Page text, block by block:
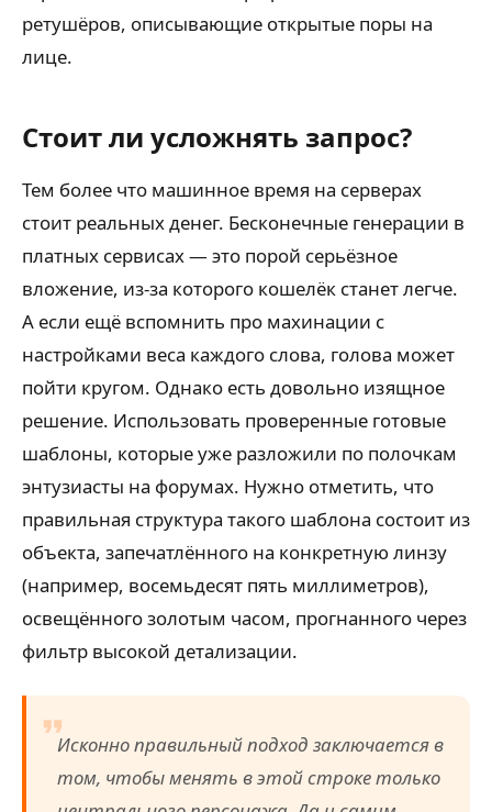
ретушёров, описывающие открытые поры на
лице.
Стоит ли усложнять запрос?
Тем более что машинное время на серверах
стоит реальных денег. Бесконечные генерации в
платных сервисах — это порой серьёзное
вложение, из-за которого кошелёк станет легче.
А если ещё вспомнить про махинации с
настройками веса каждого слова, голова может
пойти кругом. Однако есть довольно изящное
решение. Использовать проверенные готовые
шаблоны, которые уже разложили по полочкам
энтузиасты на форумах. Нужно отметить, что
правильная структура такого шаблона состоит из
объекта, запечатлённого на конкретную линзу
(например, восемьдесят пять миллиметров),
освещённого золотым часом, прогнанного через
фильтр высокой детализации.
Исконно правильный подход заключается в
том, чтобы менять в этой строке только